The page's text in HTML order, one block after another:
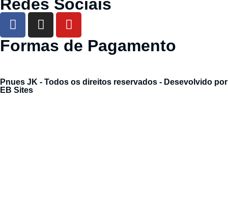
Redes Sociais
Formas de Pagamento
Pnues JK - Todos os direitos reservados - Desevolvido por
EB Sites